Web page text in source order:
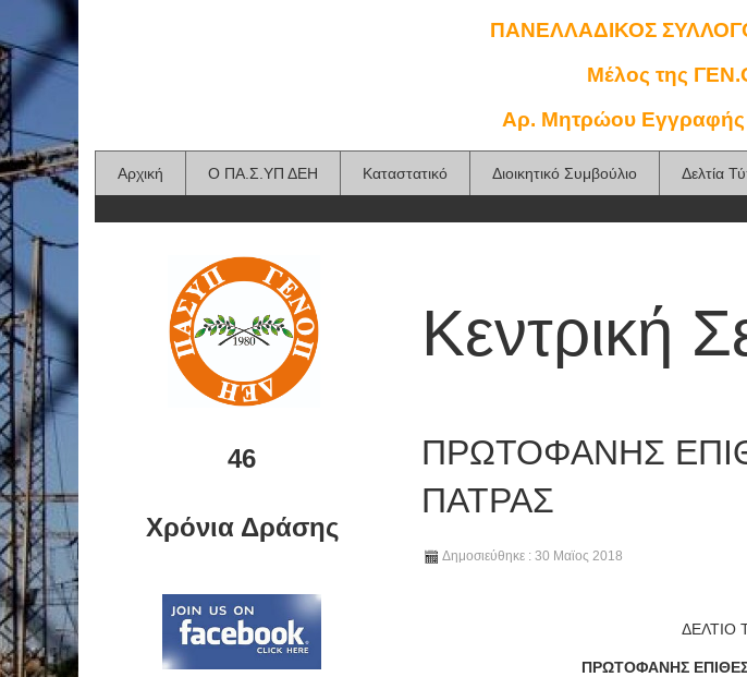
ΠΑΝΕΛΛΑΔΙΚΟΣ
Μέλος της
Αρ. Μητρώου
Αρχική Ο ΠΑ.Σ.ΥΠ ΔΕΗ Καταστατικό Διοικητικό Συμβούλιο Δελτία
46
Χρόνια Δράσης
Κεντρική
ΠΡΩΤΟΦΑΝΗΣ
ΠΑΤΡΑΣ
Δημοσιεύθηκε : 30 Μαϊος 2018
ΔΕΛΤΙΟ
ΠΡΩΤΟΦΑΝΗΣ